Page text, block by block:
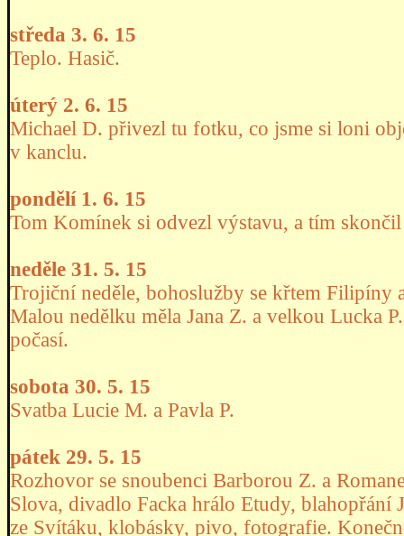
středa 3. 6. 15
Teplo. Hasič.
úterý 2. 6. 15
Michael D. přivezl tu fotku, co jsme si loni
v kanclu.
pondělí 1. 6. 15
Tom Komínek si odvezl výstavu, a tím
neděle 31. 5. 15
Trojiční neděle, bohoslužby se křtem Filipíny
Malou nedělku měla Jana Z. a velkou Lucka
počasí.
sobota 30. 5. 15
Svatba Lucie M. a Pavla P.
pátek 29. 5. 15
Rozhovor se snoubenci Barborou Z. a
Slova, divadlo Facka hrálo Etudy, blahopřání
ze Svítáku, klobásky, pivo, fotografie.